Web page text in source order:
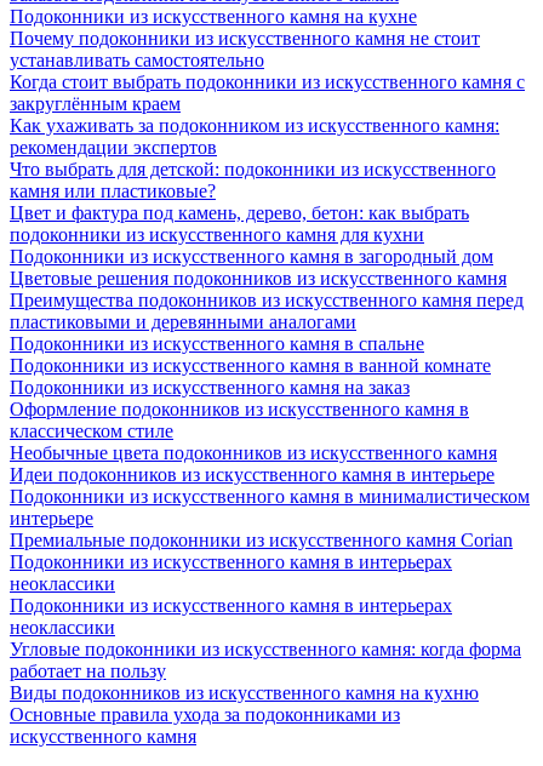
Подоконники из искусственного камня на кухне
Почему подоконники из искусственного камня не стоит
устанавливать самостоятельно
Когда стоит выбрать подоконники из искусственного камня с
закруглённым краем
Как ухаживать за подоконником из искусственного камня:
рекомендации экспертов
Что выбрать для детской: подоконники из искусственного
камня или пластиковые?
Цвет и фактура под камень, дерево, бетон: как выбрать
подоконники из искусственного камня для кухни
Подоконники из искусственного камня в загородный дом
Цветовые решения подоконников из искусственного камня
Преимущества подоконников из искусственного камня перед
пластиковыми и деревянными аналогами
Подоконники из искусственного камня в спальне
Подоконники из искусственного камня в ванной комнате
Подоконники из искусственного камня на заказ
Оформление подоконников из искусственного камня в
классическом стиле
Необычные цвета подоконников из искусственного камня
Идеи подоконников из искусственного камня в интерьере
Подоконники из искусственного камня в минималистическом
интерьере
Премиальные подоконники из искусственного камня Corian
Подоконники из искусственного камня в интерьерах
неоклассики
Подоконники из искусственного камня в интерьерах
неоклассики
Угловые подоконники из искусственного камня: когда форма
работает на пользу
Виды подоконников из искусственного камня на кухню
Основные правила ухода за подоконниками из
искусственного камня